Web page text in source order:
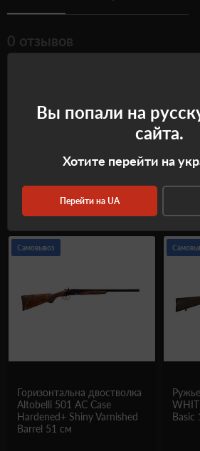
0 отзывов
Оставить
Рекомендуемые
Самовывоз
Горизонтальна двостволка
Altobelli 501 AC Case
Hardened+ Shiny Varnished
Barrel 51 см
Basic
Вы попали на
сайта.
Хотите перейти на
Перейти на UA